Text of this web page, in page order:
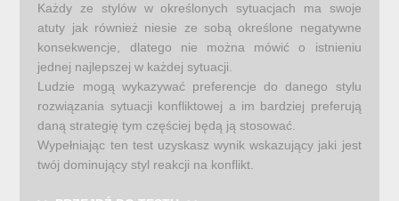
Każdy ze stylów w określonych sytuacjach ma swoje
atuty jak również niesie ze sobą określone negatywne
konsekwencje, dlatego nie można mówić o istnieniu
jednej najlepszej w każdej sytuacji.
Ludzie mogą wykazywać preferencje do danego stylu
rozwiązania sytuacji konfliktowej a im bardziej preferują
daną strategię tym częściej będą ją stosować.
Wypełniając ten test uzyskasz wynik wskazujący jaki jest
twój dominujący styl reakcji na konflikt.